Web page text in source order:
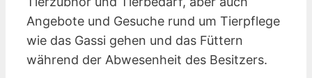
Angebote und Gesuche rund um Tierpflege
wie das Gassi gehen und das Füttern
während der Abwesenheit des Besitzers.